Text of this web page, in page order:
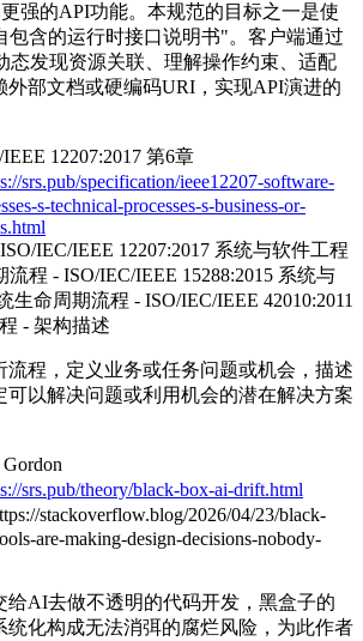
强的API功能。本规范的目标之一是使
包含的运行时接口说明书"。客户端通过
态发现资源关联、理解操作约束、适配
外部文档或硬编码URI，实现API演进的
12207:2017 第6章
srs.pub/specification/ieee12207-software-
s-technical-processes-s-business-or-
IEC/IEEE 12207:2017 系统与软件工程
程 - ISO/IEC/IEEE 15288:2015 系统与
生命周期流程 - ISO/IEC/IEEE 42010:2011
- 架构描述
流程，定义业务或任务问题或机会，描述
可以解决问题或利用机会的潜在解决方案
Gordon
srs.pub/theory/black-box-ai-drift.html
stackoverflow.blog/2026/04/23/black-
are-making-design-decisions-nobody-
给AI去做不透明的代码开发，黑盒子的
统化构成无法消弭的腐烂风险，为此作者